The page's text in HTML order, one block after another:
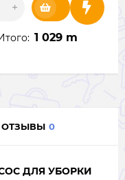
+
1 029 m
ОТЗЫВЫ 0
ДЛЯ УБОРКИ